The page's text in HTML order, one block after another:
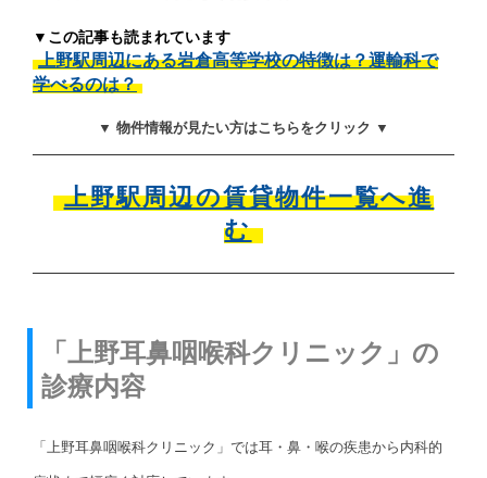
▼この記事も読まれています
上野駅周辺にある岩倉高等学校の特徴は？運輸科で
学べるのは？
▼ 物件情報が見たい方はこちらをクリック ▼
上野駅周辺の賃貸物件一覧へ進
む
「上野耳鼻咽喉科クリニック」の
診療内容
「上野耳鼻咽喉科クリニック」では耳・鼻・喉の疾患から内科的